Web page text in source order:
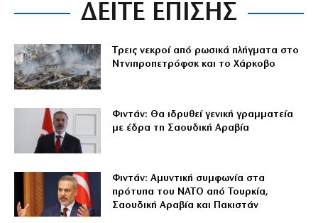
ΔΕΙΤΕ ΕΠΙΣΗΣ
Tρεις νεκροί από ρωσικά πλήγματα στο
Ντνιπροπετρόφσκ και το Χάρκοβο
Φιντάν: Θα ιδρυθεί γενική γραμματεία
με έδρα τη Σαουδική Αραβία
Φιντάν: Αμυντική συμφωνία στα
πρότυπα του ΝΑΤΟ από Τουρκία,
Σαουδική Αραβία και Πακιστάν